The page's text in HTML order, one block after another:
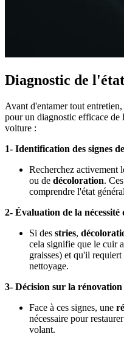
Diagnostic de
Avant d'entamer tout
pour un diagnostic efficace
voiture :
1- Identification des signes
Recherchez activement
ou de décoloration.
comprendre l'état
2- Évaluation de la
Si des stries,
cela signifie que le cuir
graisses) et qu'il
nettoyage.
3- Décision sur la rénovation
Face à ces signes, une
nécessaire pour
volant.